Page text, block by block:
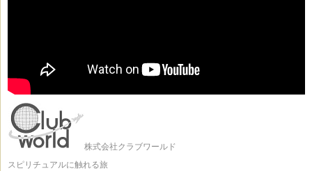
株式会社クラブワールド
スピリチュアルに触れる旅